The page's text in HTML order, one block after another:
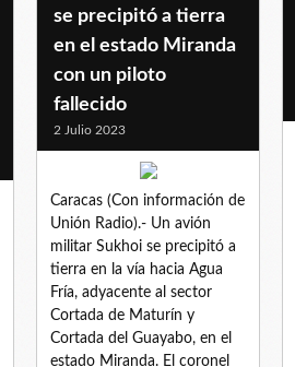
se precipitó a tierra
en el estado Miranda
con un piloto
fallecido
2 Julio 2023
Caracas (Con información de
Unión Radio).- Un avión
militar Sukhoi se precipitó a
tierra en la vía hacia Agua
Fría, adyacente al sector
Cortada de Maturín y
Cortada del Guayabo, en el
estado Miranda. El coronel